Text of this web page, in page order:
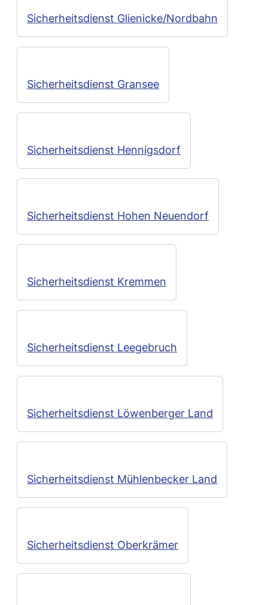
Sicherheitsdienst Glienicke/Nordbahn
Sicherheitsdienst Gransee
Sicherheitsdienst Hennigsdorf
Sicherheitsdienst Hohen Neuendorf
Sicherheitsdienst Kremmen
Sicherheitsdienst Leegebruch
Sicherheitsdienst Löwenberger Land
Sicherheitsdienst Mühlenbecker Land
Sicherheitsdienst Oberkrämer